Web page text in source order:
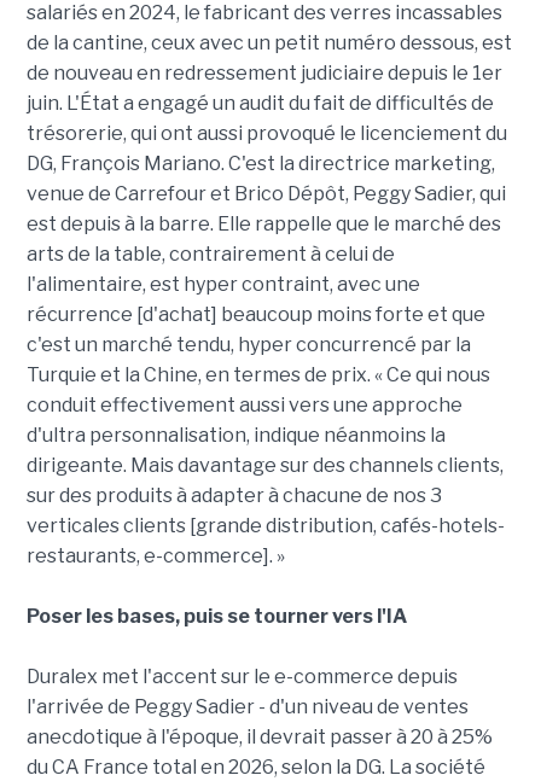
salariés en 2024, le fabricant des verres incassables
de la cantine, ceux avec un petit numéro dessous, est
de nouveau en redressement judiciaire depuis le 1er
juin. L'État a engagé un audit du fait de difficultés de
trésorerie, qui ont aussi provoqué le licenciement du
DG, François Mariano. C'est la directrice marketing,
venue de Carrefour et Brico Dépôt, Peggy Sadier, qui
est depuis à la barre. Elle rappelle que le marché des
arts de la table, contrairement à celui de
l'alimentaire, est hyper contraint, avec une
récurrence [d'achat] beaucoup moins forte et que
c'est un marché tendu, hyper concurrencé par la
Turquie et la Chine, en termes de prix. « Ce qui nous
conduit effectivement aussi vers une approche
d'ultra personnalisation, indique néanmoins la
dirigeante. Mais davantage sur des channels clients,
sur des produits à adapter à chacune de nos 3
verticales clients [grande distribution, cafés-hotels-
restaurants, e-commerce]. »
Poser les bases, puis se tourner vers l'IA
Duralex met l'accent sur le e-commerce depuis
l'arrivée de Peggy Sadier - d'un niveau de ventes
anecdotique à l'époque, il devrait passer à 20 à 25%
du CA France total en 2026, selon la DG. La société